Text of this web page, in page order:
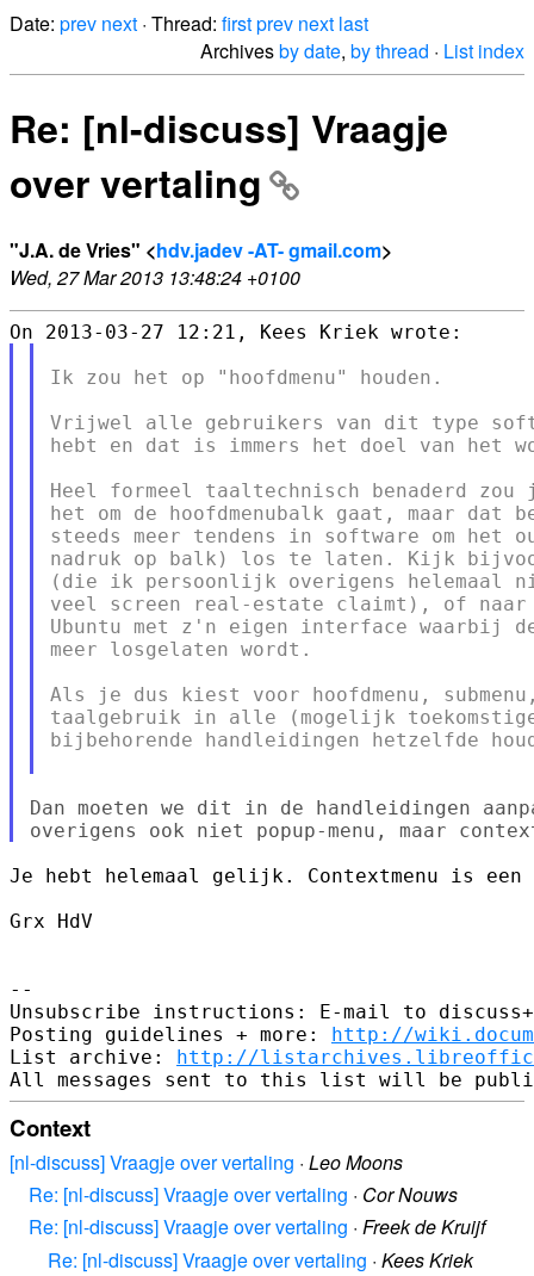
Date: prev next · Thread: firstprev next last
Archivesby date, by thread · List index
Re: [nl-discuss] Vraagje
over vertaling
"J.A. de Vries" <hdv.jadev -AT- gmail.com>
Wed, 27 Mar 2013 13:48:24 +0100
Ik zou het op "hoofdmenu" houden.
Vrijwel alle gebruikers van dit type
hebt en dat is immers het doel van het
Heel formeel taaltechnisch benaderd zou
het om de hoofdmenubalk gaat, maar
steeds meer tendens in software om het
nadruk op balk) los te laten. Kijk
(die ik persoonlijk overigens helemaal
veel screen real-estate claimt), of naar
Ubuntu met z'n eigen interface waarbij
meer losgelaten wordt.
Als je dus kiest voor hoofdmenu,
taalgebruik in alle (mogelijk
bijbehorende handleidingen hetzelfde
Dan moeten we dit in de handleidingen
Je hebt helemaal gelijk. Contextmenu is een
Grx HdV
--
Unsubscribe instructions: E-mail to
Posting guidelines + more: http://
List archive: http://
Context
[nl-discuss] Vraagje over vertaling · Leo Moons
Re: [nl-discuss] Vraagje over vertaling · Cor Nouws
Re: [nl-discuss] Vraagje over vertaling · Freek de Kruijf
Re: [nl-discuss] Vraagje over vertaling · Kees Kriek